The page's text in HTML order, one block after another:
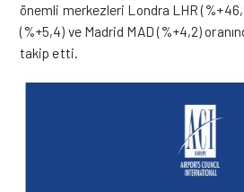
önemli merkezleri Londra LHR
(%+5,4) ve Madrid MAD (%+4,2)
takip etti.